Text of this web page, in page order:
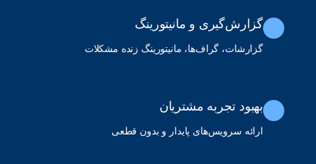
گزارش‌گیری و مانیتورینگ
گزارشات، گراف‌ها، مانیتورینگ زنده مشکلات
بهبود تجربه مشتریان
ارائه سرویس‌های پایدار و بدون قطعی